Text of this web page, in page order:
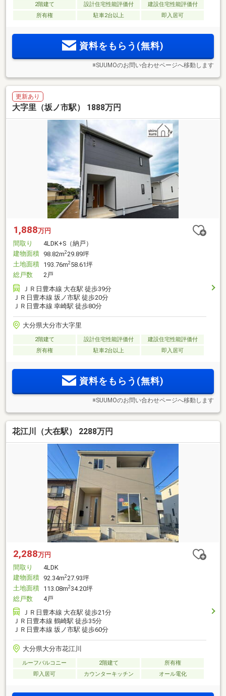
2階建て 設計住宅性能評価付
建設住宅性能評価付
所有権
駐車2台以上 即入居可
資料をもらう(無料)
※SUUMOのお問い合わせページへ移動します
更新あり
大字里（坂ノ市駅） 1888万円
1,888万円
間取り
4LDK+S（納戸）
建物面積 98.82m229.89坪
土地面積 193.76m2 58.61坪
総戸数
2戸
ＪＲ日豊本線 大在駅 徒歩39分
ＪＲ日豊本線 坂ノ市駅 徒歩20分
ＪＲ日豊本線 幸崎駅 徒歩80分
大分県大分市大字里
2階建て 設計住宅性能評価付
建設住宅性能評価付
所有権
駐車2台以上 即入居可
資料をもらう(無料)
※SUUMOのお問い合わせページへ移動します
花江川（大在駅） 2288万円
2,288万円
間取り
4LDK
建物面積 92.34m2 27.93坪
土地面積 113.08m2 34.20坪
総戸数
4戸
ＪＲ日豊本線 大在駅 徒歩21分
ＪＲ日豊本線 鶴崎駅 徒歩35分
ＪＲ日豊本線 坂ノ市駅 徒歩60分
大分県大分市花江川
ルーフバルコニー 2階建て
所有権
即入居可
カウンターキッチン オール電化